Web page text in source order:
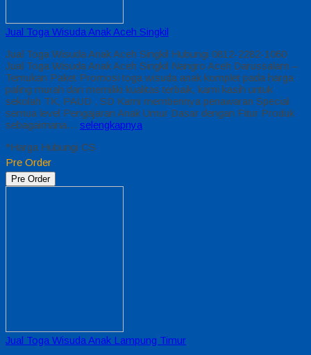
Jual Toga Wisuda Anak Aceh Singkil
Jual Toga Wisuda Anak Aceh Singkil Hubungi 0812-2282-1060
Jual Toga Wisuda Anak Aceh Singkil Nangro Aceh Darussalam –
Temukan Paket Promosi toga wisuda anak komplet pada harga
paling murah dan memiliki kualitas terbaik, kami kasih untuk
sekolah TK, PAUD , SD Kami memberinya penawaran Special
semua level Pengajaran Anak Umur Dasar dengan Fitur Produk
sebagaimana… selengkapnya
*Harga Hubungi CS
Pre Order
Pre Order
Jual Toga Wisuda Anak Lampung Timur